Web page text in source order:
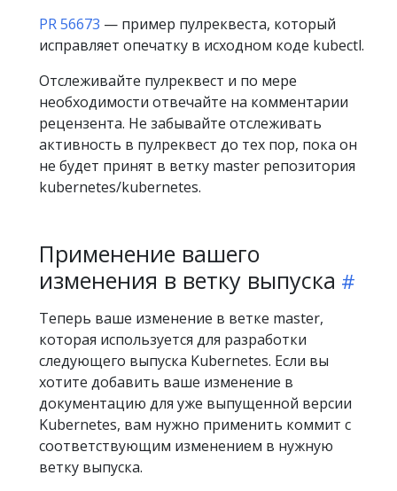
PR 56673 — пример пулреквеста, который
исправляет опечатку в исходном коде kubectl.
Отслеживайте пулреквест и по мере
необходимости отвечайте на комментарии
рецензента. Не забывайте отслеживать
активность в пулреквест до тех пор, пока он
не будет принят в ветку master репозитория
kubernetes/kubernetes.
Применение вашего
изменения в ветку выпуска
Теперь ваше изменение в ветке master,
которая используется для разработки
следующего выпуска Kubernetes. Если вы
хотите добавить ваше изменение в
документацию для уже выпущенной версии
Kubernetes, вам нужно применить коммит с
соответствующим изменением в нужную
ветку выпуска.